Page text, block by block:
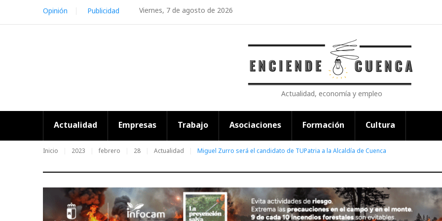
content
Viernes, 7 de agosto de 2026
Opinión Publicidad
Actualidad, economía y empleo
Actualidad Empresas Trabajo Asociaciones Formación Cultura
Inicio 2023 febrero 28 Actualidad Miguel Zurro será el candidato de TUPatria a la Alcaldía de Cuenca